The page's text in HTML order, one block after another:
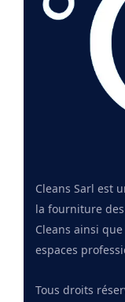
Cleans Sarl est
la fourniture
Cleans ainsi
espaces
Tous droits